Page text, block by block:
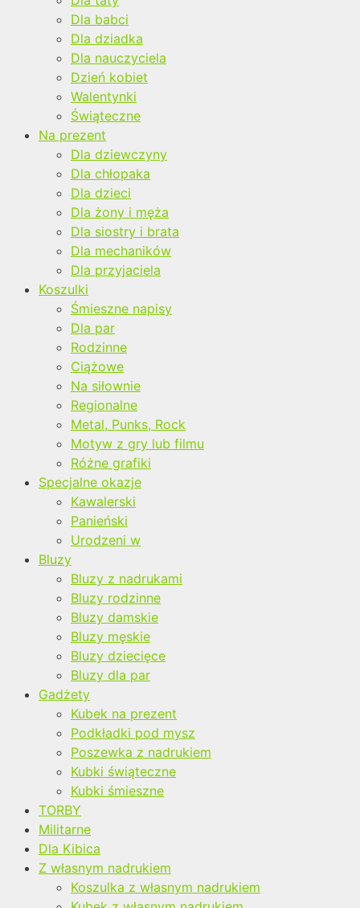
Dla babci
Dla dziadka
Dla nauczyciela
Dzień kobiet
Walentynki
Świąteczne
Na prezent
Dla dziewczyny
Dla chłopaka
Dla dzieci
Dla żony i męża
Dla siostry i brata
Dla mechaników
Dla przyjaciela
Koszulki
Śmieszne napisy
Dla par
Rodzinne
Ciążowe
Na siłownie
Regionalne
Metal, Punks, Rock
Motyw z gry lub filmu
Różne grafiki
Specjalne okazje
Kawalerski
Panieński
Urodzeni w
Bluzy
Bluzy z nadrukami
Bluzy rodzinne
Bluzy damskie
Bluzy męskie
Bluzy dziecięce
Bluzy dla par
Gadżety
Kubek na prezent
Podkładki pod mysz
Poszewka z nadrukiem
Kubki świąteczne
Kubki śmieszne
TORBY
Militarne
Dla Kibica
Z własnym nadrukiem
Koszulka z własnym nadrukiem